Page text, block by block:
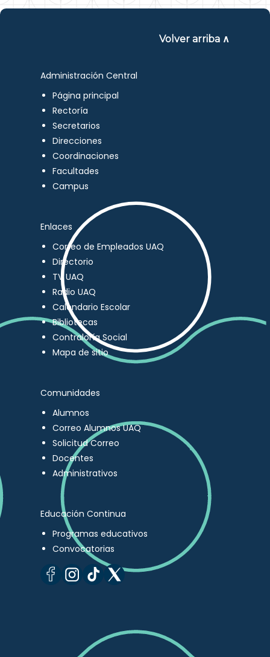
Volver arriba ∧
Administración Central
Página principal
Rectoría
Secretarios
Direcciones
Coordinaciones
Facultades
Campus
Enlaces
Correo de Empleados UAQ
Directorio
TV UAQ
Radio UAQ
Calendario Escolar
Bibliotecas
Contraloría Social
Mapa de sitio
Comunidades
Alumnos
Correo Alumnos UAQ
Solicitud Correo
Docentes
Administrativos
Educación Continua
Programas educativos
Convocatorias